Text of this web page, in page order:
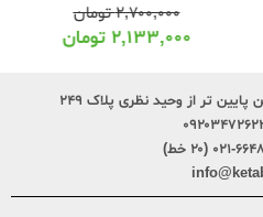
۲,۷۰۰,۰۰۰تومان
۲,۱۳۳,۰۰۰تومان
(۲۰ خط)